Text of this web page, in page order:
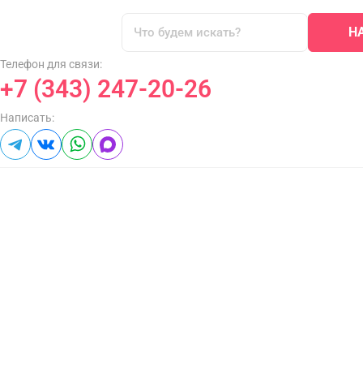
Телефон для связи:
+7 (343) 247-20-26
Написать: